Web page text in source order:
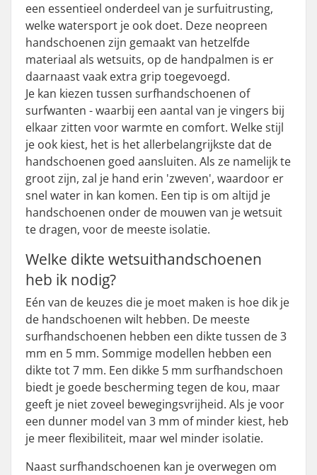
een essentieel onderdeel van je surfuitrusting,
welke watersport je ook doet. Deze neopreen
handschoenen zijn gemaakt van hetzelfde
materiaal als wetsuits, op de handpalmen is er
daarnaast vaak extra grip toegevoegd.
Je kan kiezen tussen surfhandschoenen of
surfwanten - waarbij een aantal van je vingers bij
elkaar zitten voor warmte en comfort. Welke stijl
je ook kiest, het is het allerbelangrijkste dat de
handschoenen goed aansluiten. Als ze namelijk te
groot zijn, zal je hand erin 'zweven', waardoor er
snel water in kan komen. Een tip is om altijd je
handschoenen onder de mouwen van je wetsuit
te dragen, voor de meeste isolatie.
Welke dikte wetsuithandschoenen
heb ik nodig?
Eén van de keuzes die je moet maken is hoe dik je
de handschoenen wilt hebben. De meeste
surfhandschoenen hebben een dikte tussen de 3
mm en 5 mm. Sommige modellen hebben een
dikte tot 7 mm. Een dikke 5 mm surfhandschoen
biedt je goede bescherming tegen de kou, maar
geeft je niet zoveel bewegingsvrijheid. Als je voor
een dunner model van 3 mm of minder kiest, heb
je meer flexibiliteit, maar wel minder isolatie.
Naast surfhandschoenen kan je overwegen om